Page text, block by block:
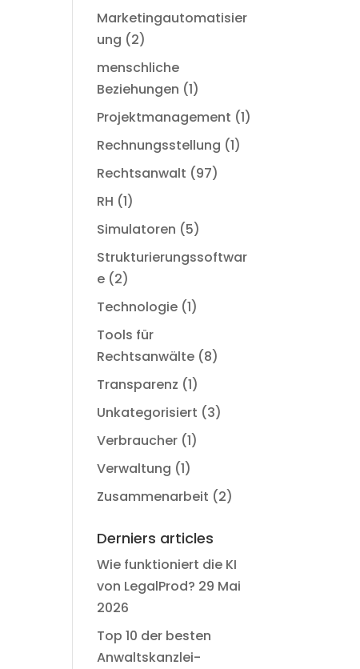
Marketingautomatisier
ung (2)
menschliche
Beziehungen (1)
Projektmanagement (1)
Rechnungsstellung (1)
Rechtsanwalt (97)
RH (1)
Simulatoren (5)
Strukturierungssoftwar
e (2)
Technologie (1)
Tools für
Rechtsanwälte (8)
Transparenz (1)
Unkategorisiert (3)
Verbraucher (1)
Verwaltung (1)
Zusammenarbeit (2)
Derniers articles
Wie funktioniert die KI
von LegalProd? 29 Mai
2026
Top 10 der besten
Anwaltskanzlei-